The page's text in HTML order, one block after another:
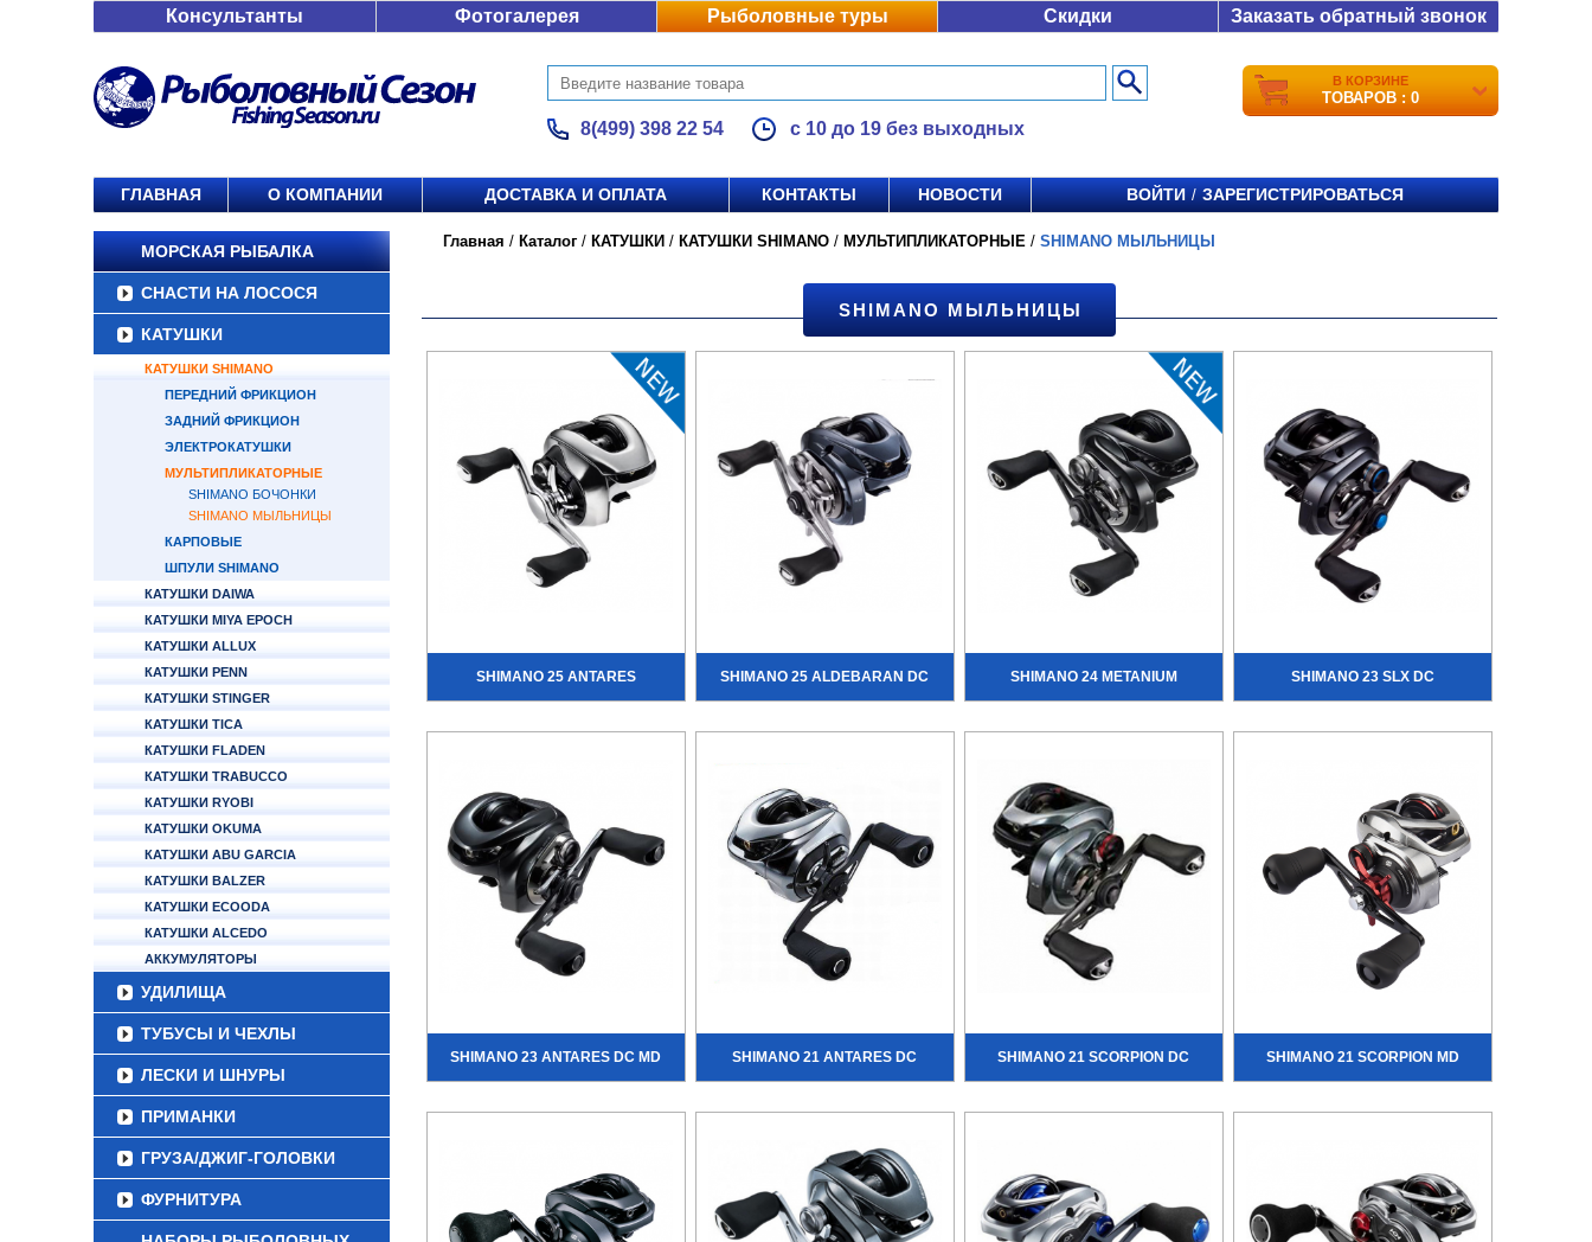
Консультанты Фотогалерея Рыболовные туры Скидки Заказать обратный звонок
8(499) 398 22 54 с 10 до 19 без выходных
В КОРЗИНЕ
ТОВАРОВ : 0
ГЛАВНАЯ О КОМПАНИИ ДОСТАВКА И ОПЛАТА КОНТАКТЫ НОВОСТИ ВОЙТИ / ЗАРЕГИСТРИРОВАТЬСЯ
МОРСКАЯ РЫБАЛКА
СНАСТИ НА ЛОСОСЯ
КАТУШКИ
КАТУШКИ SHIMANO
ПЕРЕДНИЙ ФРИКЦИОН
ЗАДНИЙ ФРИКЦИОН
ЭЛЕКТРОКАТУШКИ
МУЛЬТИПЛИКАТОРНЫЕ
SHIMANO БОЧОНКИ
SHIMANO МЫЛЬНИЦЫ
КАРПОВЫЕ
ШПУЛИ SHIMANO
КАТУШКИ DAIWA
КАТУШКИ MIYA EPOCH
КАТУШКИ ALLUX
КАТУШКИ PENN
КАТУШКИ STINGER
КАТУШКИ TICA
КАТУШКИ FLADEN
КАТУШКИ TRABUCCO
КАТУШКИ RYOBI
КАТУШКИ OKUMA
КАТУШКИ ABU GARCIA
КАТУШКИ BALZER
КАТУШКИ ECOODA
КАТУШКИ ALCEDO
АККУМУЛЯТОРЫ
УДИЛИЩА
ТУБУСЫ И ЧЕХЛЫ
ЛЕСКИ И ШНУРЫ
ПРИМАНКИ
ГРУЗА/ДЖИГ-ГОЛОВКИ
ФУРНИТУРА
Главная / Каталог / КАТУШКИ / КАТУШКИ SHIMANO / МУЛЬТИПЛИКАТОРНЫЕ / SHIMANO МЫЛЬНИЦЫ
SHIMANO МЫЛЬНИЦЫ
SHIMANO 25 ANTARES SHIMANO 25 ALDEBARAN DC SHIMANO 24 METANIUM SHIMANO 23 SLX DC
SHIMANO 23 ANTARES DC MD SHIMANO 21 ANTARES DC SHIMANO 21 SCORPION DC SHIMANO 21 SCORPION MD